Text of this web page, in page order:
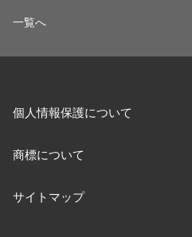
一覧へ
個人情報保護について
商標について
サイトマップ